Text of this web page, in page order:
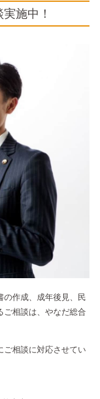
施中！
の作成、成年後見、民
ご相談は、やなだ総合
ご相談に対応させてい